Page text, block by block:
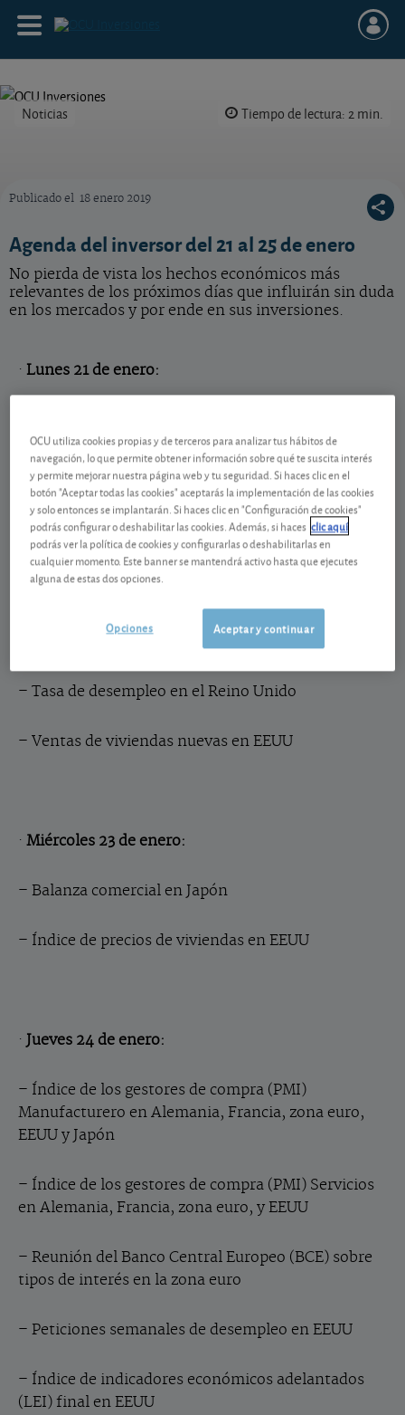
Noticias Tiempo de lectura: 2 min.
Publicado el 18 enero 2019
Agenda del inversor del 21 al 25 de enero
No pierda de vista los hechos económicos más
relevantes de los próximos días que influirán sin duda
en los mercados y por ende en sus inversiones.
· Lunes 21 de enero:
– Índice de precios de viviendas en el Reino Unido
Martes 22 de enero:
– Índice ZEW de Confianza de los consumidores
– Tasa de desempleo en el Reino Unido
– Ventas de viviendas nuevas en EEUU
· Miércoles 23 de enero:
– Balanza comercial en Japón
– Índice de precios de viviendas en EEUU
· Jueves 24 de enero:
– Índice de los gestores de compra (PMI)
Manufacturero en Alemania, Francia, zona euro,
EEUU y Japón
– Índice de los gestores de compra (PMI) Servicios
en Alemania, Francia, zona euro, y EEUU
– Reunión del Banco Central Europeo (BCE) sobre
tipos de interés en la zona euro
– Peticiones semanales de desempleo en EEUU
– Índice de indicadores económicos adelantados
(LEI) final en EEUU
OCU utiliza cookies propias y de terceros para analizar tus hábitos de
navegación, lo que permite obtener información sobre qué te suscita interés
y permite mejorar nuestra página web y tu seguridad. Si haces clic en el
botón "Aceptar todas las cookies" aceptarás la implementación de las cookies
y solo entonces se implantarán. Si haces clic en "Configuración de cookies"
podrás configurar o deshabilitar las cookies. Además, si haces clic aquí
podrás ver la política de cookies y configurarlas o deshabilitarlas en
cualquier momento. Este banner se mantendrá activo hasta que ejecutes
alguna de estas dos opciones.
Aceptar y continuar
Opciones